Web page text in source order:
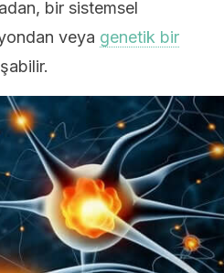
bir sistemsel
veya genetik bir